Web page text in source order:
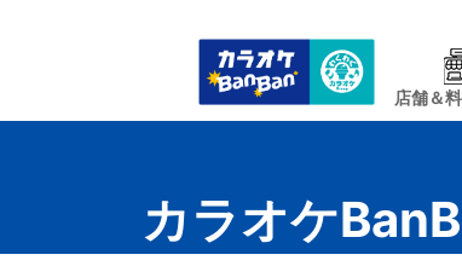
店舗＆
カラオケ